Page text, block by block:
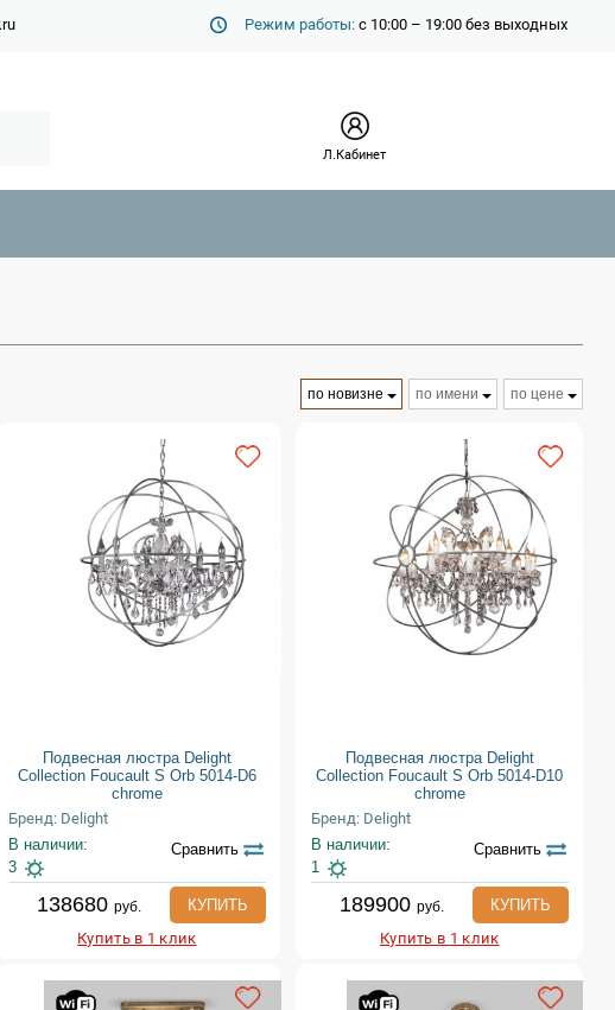
Режим работы: с 10:00 – 19:00 без выходных
Л.Кабинет
по новизне по имени по цене
Подвесная люстра Delight
Collection Foucault S Orb 5014-D6
chrome
Бренд: Delight
В наличии:
3
Сравнить
138680 руб.
КУПИТЬ
Купить в 1 клик
Подвесная люстра Delight
Collection Foucault S Orb 5014-D10
chrome
Бренд: Delight
В наличии:
1
Сравнить
189900 руб.
КУПИТЬ
Купить в 1 клик